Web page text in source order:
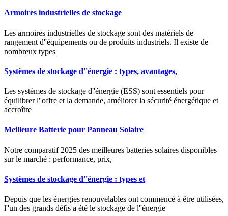
Armoires industrielles de stockage
Les armoires industrielles de stockage sont des matériels de
rangement d''équipements ou de produits industriels. Il existe de
nombreux types
Systèmes de stockage d''énergie : types, avantages,
Les systèmes de stockage d''énergie (ESS) sont essentiels pour
équilibrer l''offre et la demande, améliorer la sécurité énergétique et
accroître
Meilleure Batterie pour Panneau Solaire
Notre comparatif 2025 des meilleures batteries solaires disponibles
sur le marché : performance, prix,
Systèmes de stockage d''énergie : types et
Depuis que les énergies renouvelables ont commencé à être utilisées,
l''un des grands défis a été le stockage de l''énergie